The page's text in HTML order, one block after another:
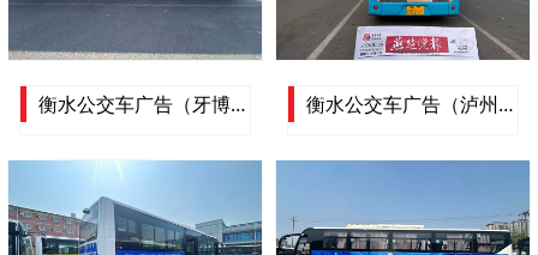
衡水公交车广告（牙博士）衡水公交车车体广告展示 衡水公交车广告（泸州老窖）衡水公交车车体广告展示